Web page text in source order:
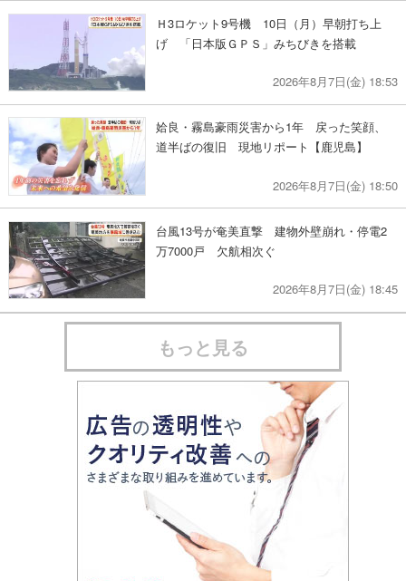
Ｈ3ロケット9号機 10日（月）早朝打ち上
げ 「日本版ＧＰＳ」みちびきを搭載
2026年8月7日(金) 18:53
姶良・霧島豪雨災害から1年 戻った笑顔、
道半ばの復旧 現地リポート【鹿児島】
2026年8月7日(金) 18:50
台風13号が奄美直撃 建物外壁崩れ・停電2
万7000戸 欠航相次ぐ
2026年8月7日(金) 18:45
もっと見る